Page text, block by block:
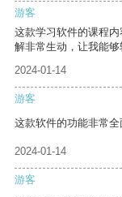
游客
这款学习软件的课程
解非常生动，让我能够
2024-01-14
游客
这款软件的功能非常全
2024-01-14
游客